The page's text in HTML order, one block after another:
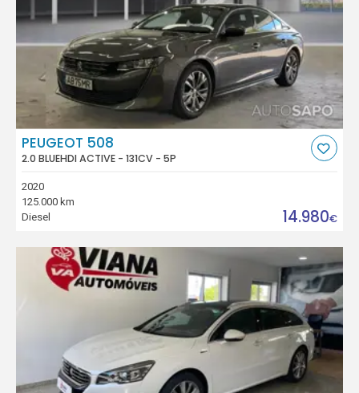
PEUGEOT 508
2.0 BLUEHDI ACTIVE - 131CV - 5P
2020
125.000 km
Diesel
14.980€